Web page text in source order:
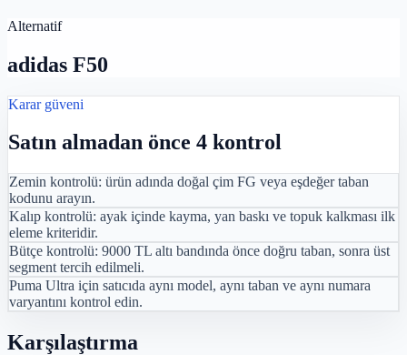
Alternatif
adidas F50
Karar güveni
Satın almadan önce 4 kontrol
Zemin kontrolü: ürün adında doğal çim FG veya eşdeğer taban
kodunu arayın.
Kalıp kontrolü: ayak içinde kayma, yan baskı ve topuk kalkması ilk
eleme kriteridir.
Bütçe kontrolü: 9000 TL altı bandında önce doğru taban, sonra üst
segment tercih edilmeli.
Puma Ultra için satıcıda aynı model, aynı taban ve aynı numara
varyantını kontrol edin.
Karşılaştırma